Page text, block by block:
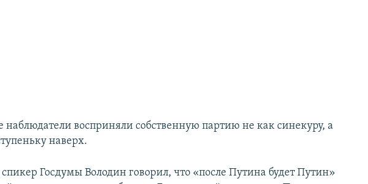
наблюдатели восприняли собственную партию не как синекуру, а
наверх.
Госдумы Володин говорил, что «после Путина будет Путин»